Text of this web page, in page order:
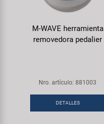
M-WAVE herramienta
removedora pedalier
Nro. artículo: 881003
DETALLES